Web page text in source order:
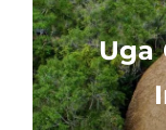
Uga